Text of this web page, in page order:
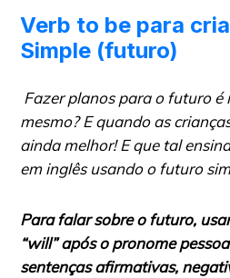
Verb to be para
Simple (futuro)
Fazer planos para o futuro é
mesmo? E quando as
ainda melhor! E que tal
em inglês usando o futuro
Para falar sobre o futuro,
“will” após o pronome
sentenças afirmativas,